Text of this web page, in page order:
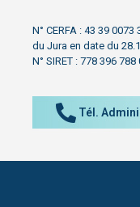
N° CERFA : 43 39
du Jura en date du
N° SIRET : 778 396
Tél.